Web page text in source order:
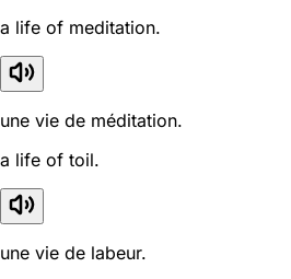
a life of meditation.
une vie de méditation.
a life of toil.
une vie de labeur.